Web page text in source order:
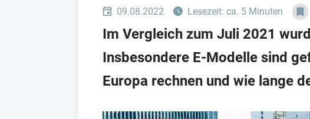
09.08.2022 Lesezeit: ca. 5 Minuten
Im Vergleich zum Juli 2021
Insbesondere E-Modelle sind
Europa rechnen und wie lange